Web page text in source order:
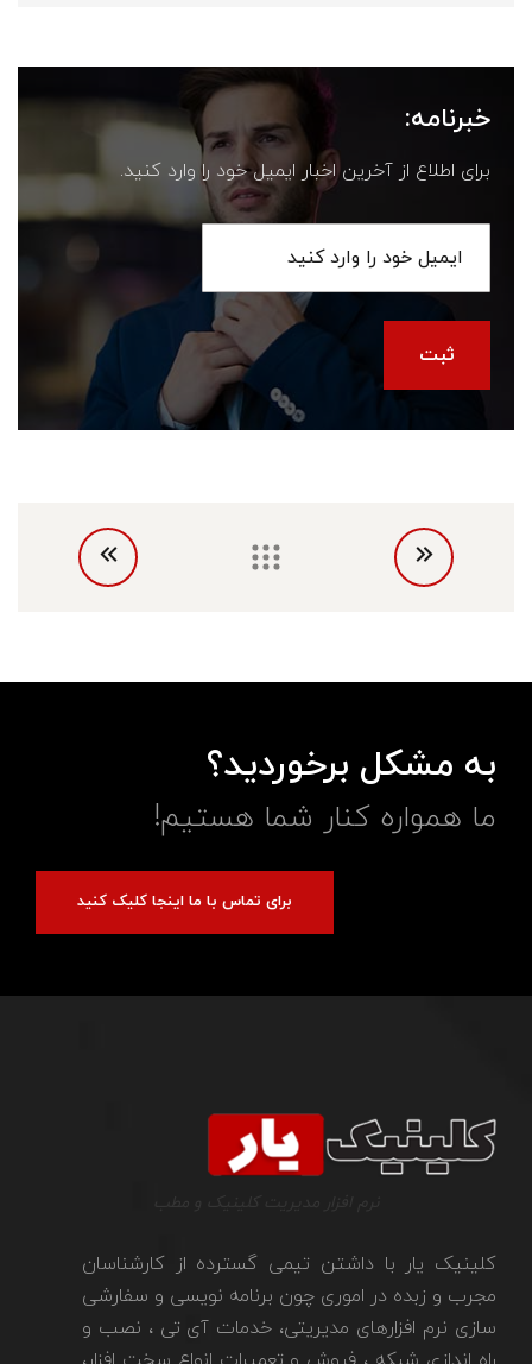
خبرنامه:
برای اطلاع از آخرین اخبار ایمیل خود را وارد کنید.
به مشکل برخوردید؟
ما همواره کنار شما هستیم!
برای تماس با ما اینجا کلیک کنید
کلینیک یار با داشتن تیمی گسترده از کارشناسان
مجرب و زبده در اموری چون برنامه نویسی و سفارشی
سازی نرم افزارهای مدیریتی، خدمات آی تی ، نصب و